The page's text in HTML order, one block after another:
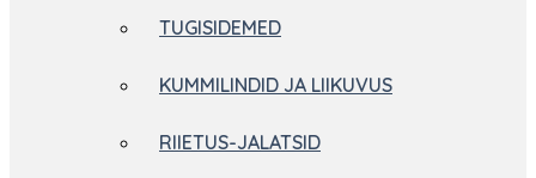
TUGISIDEMED
KUMMILINDID JA LIIKUVUS
RIIETUS-JALATSID